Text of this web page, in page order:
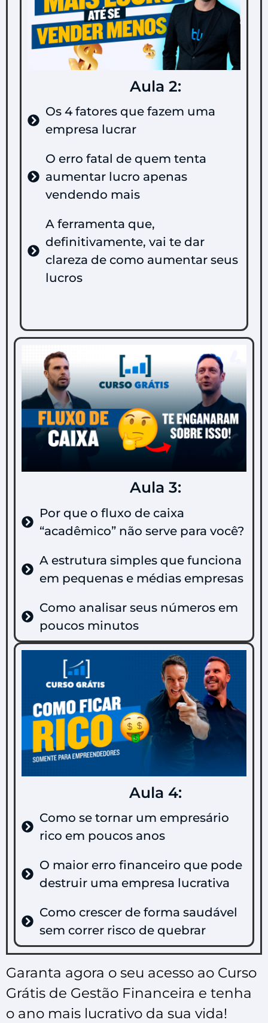
Garanta agora o seu acesso ao Curso
Grátis de Gestão Financeira e tenha
o ano mais lucrativo da sua vida!
Aula 2:
Os 4 fatores que fazem uma
empresa lucrar
O erro fatal de quem tenta
aumentar lucro apenas
vendendo mais
A ferramenta que,
definitivamente, vai te dar
clareza de como aumentar seus
lucros
Aula 3:
Por que o fluxo de caixa
“acadêmico” não serve para você?
A estrutura simples que funciona
em pequenas e médias empresas
Como analisar seus números em
poucos minutos
Aula 4:
Como se tornar um empresário
rico em poucos anos
O maior erro financeiro que pode
destruir uma empresa lucrativa
Como crescer de forma saudável
sem correr risco de quebrar